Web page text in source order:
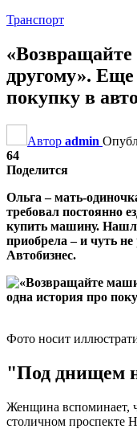
Транспорт
другому». Еще
покупку в
Автор admin
64
Поделится
Ольга – мать-
требовал постоянно
купить машину.
приобрела – и чуть
Автобизнес.
Фото носит
"Под днищем
Женщина вспоминает,
столичном проспекте